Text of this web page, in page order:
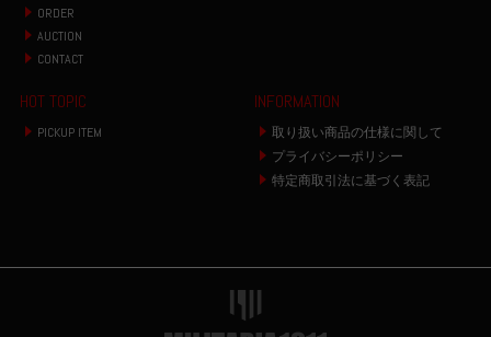
ORDER
AUCTION
CONTACT
HOT TOPIC
PICKUP ITEM
INFORMATION
取り扱い商品の仕様に関して
プライバシーポリシー
特定商取引法に基づく表記